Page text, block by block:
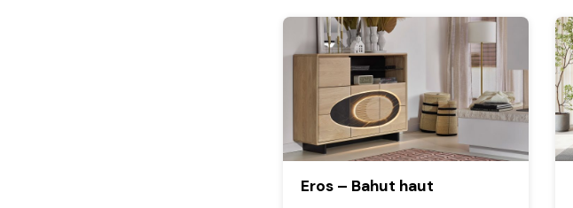
Eros – Bahut haut